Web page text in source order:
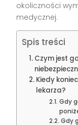
okoliczności
medycznej.
Spis treści
Czym jest
Kiedy
lekarza?
Gdy
Gdy